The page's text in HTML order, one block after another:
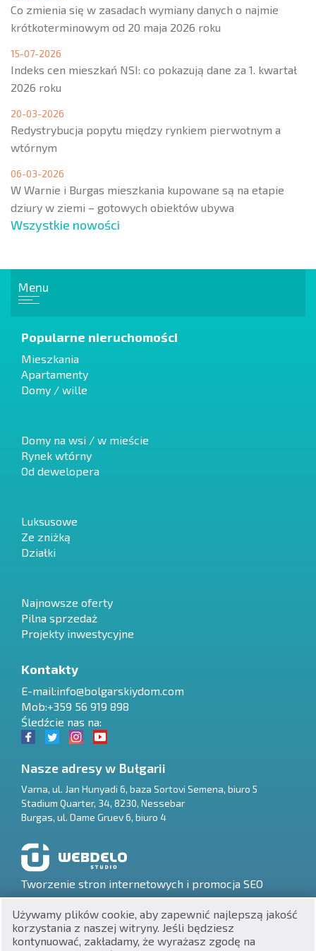
$
₽
₴
PL
Co zmienia się w zasadach wymiany danych o najmie
krótkoterminowym od 20 maja 2026 roku
15-07-2026
Indeks cen mieszkań NSI: co pokazują dane za 1. kwartał
2026 roku
20-03-2026
Redystrybucja popytu między rynkiem pierwotnym a
wtórnym
06-03-2026
W Warnie i Burgas mieszkania kupowane są na etapie
dziury w ziemi – gotowych obiektów ubywa
Wszystkie nowości
Menu
Popularne nieruchomości
Mieszkania
Apartamenty
Domy / wille
Domy na wsi / w mieście
Rynek wtórny
Od dewelopera
Luksusowe
Ze zniżką
Działki
Najnowsze oferty
Pilna sprzedaż
Projekty inwestycyjne
Kontakty
E-mail:info@bolgarskiydom.com
Mob:+359 56 919 898
Śledźcie nas na:
Nasze adresy w Bułgarii
Varna, ul. Jan Hunyadi 6, baza Sortovi Semena, biuro 5
Stadium Quarter, 34, 8230, Nessebar
Burgas, ul. Dame Gruev 6, biuro 4
Tworzenie stron internetowych i promocja SEO
Używamy plików cookie, aby zapewnić najlepszą jakość
korzystania z naszej witryny. Jeśli będziesz
kontynuować, zakładamy, że wyrażasz zgodę na